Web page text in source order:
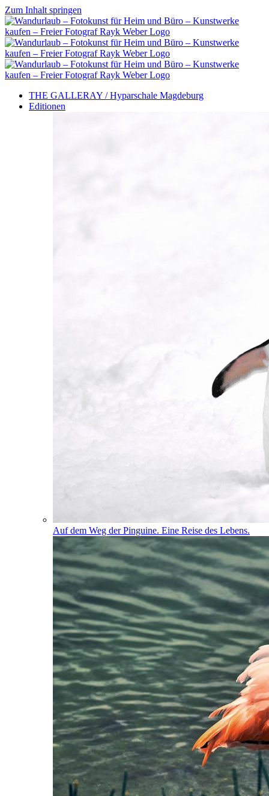
Zum Inhalt springen
THE GALLERAY / Hyparschale Magdeburg
Editionen
Auf dem Weg der Pinguine. Eine Reise des Lebens.